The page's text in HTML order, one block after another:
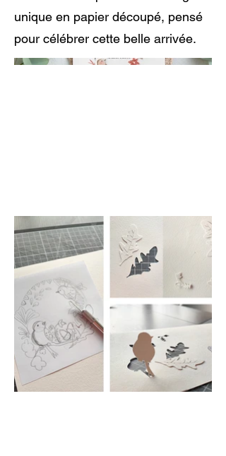
unique en papier découpé, pensé
pour célébrer cette belle arrivée.